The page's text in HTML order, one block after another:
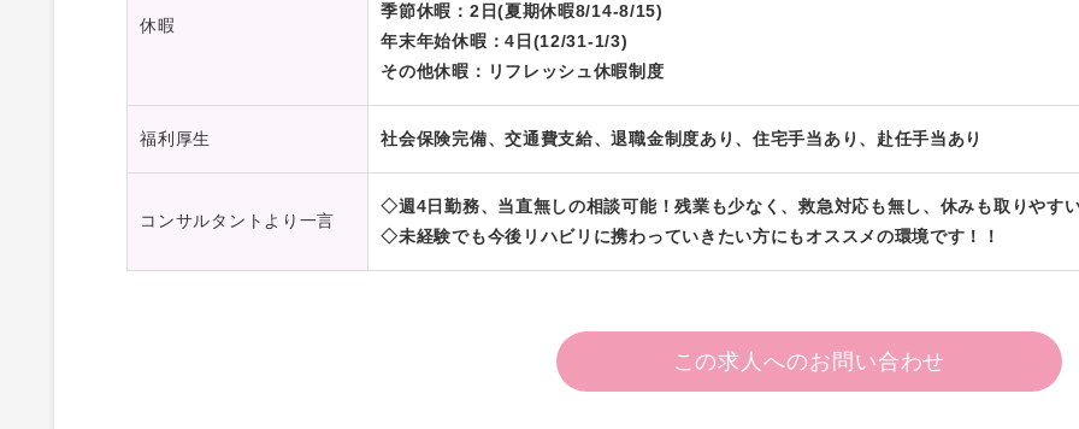
休暇
季節休暇：2日(夏期休暇8/14-8/15)
年末年始休暇：4日(12/31-1/3)
その他休暇：リフレッシュ休暇制度
福利厚生 社会保険完備、交通費支給、退職金制度あり、住宅手当あり、赴任手当あり
コンサルタントより一言
◇週4日勤務、当直無しの相談可能！残業も少なく、救急対応も無し、休みも取りやす
◇未経験でも今後リハビリに携わっていきたい方にもオススメの環境です！！
この求人へのお問い合わせ